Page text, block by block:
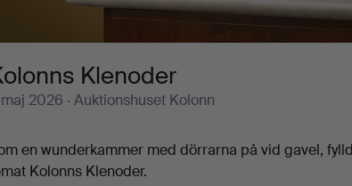
Klenoder
2026 · Auktionshuset Kolonn
en wunderkammer med dörrarna på vid gavel,
Kolonns Klenoder.